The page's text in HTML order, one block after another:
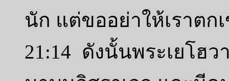
นัก แต่ขออย่าให้เราตก
21:14 ดังนั้นพระเยโฮ